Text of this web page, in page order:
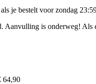
als je bestelt voorzondag
Aanvulling is onderweg!
64,90